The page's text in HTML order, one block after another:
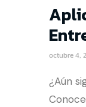
octubre 4,
¿Aún